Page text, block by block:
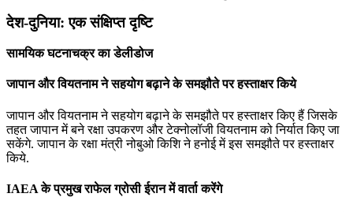
देश-दुनिया: एक संक्षिप्त दृष्टि
सामयिक घटनाचक्र का डेलीडोज
जापान और वियतनाम ने सहयोग बढ़ाने के समझौते पर हस्‍ताक्षर किये
जापान और वियतनाम ने सहयोग बढ़ाने के समझौते पर हस्‍ताक्षर किए हैं जिसके
तहत जापान में बने रक्षा उपकरण और टेक्‍नोलॉजी वियतनाम को निर्यात किए जा
सकेंगे. जापान के रक्षा मंत्री नोबुओ किशि ने हनोई में इस समझौते पर हस्‍ताक्षर
किये.
IAEA के प्रमुख राफेल ग्रोसी ईरान में वार्ता करेंगे